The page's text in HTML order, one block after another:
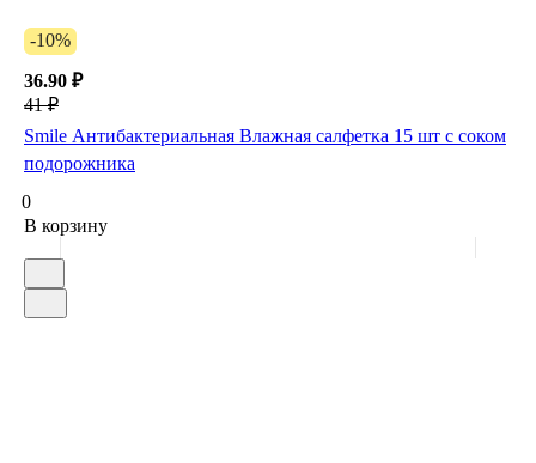
-10%
36.90 ₽
41 ₽
Smile Антибактериальная Влажная салфетка 15 шт с соком
подорожника
0
В корзину